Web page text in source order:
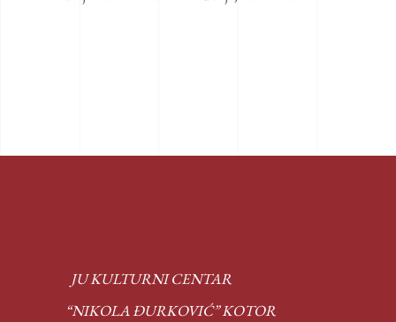
JU KULTURNI CENTAR
“NIKOLA ĐURKOVIĆ” KOTOR